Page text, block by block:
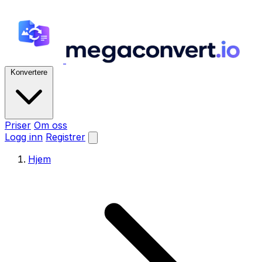
Konvertere
Priser Om oss
Logg inn Registrer
Hjem